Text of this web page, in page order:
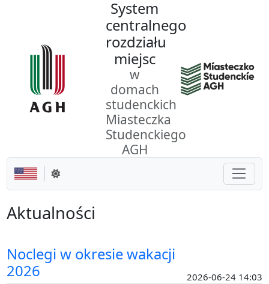
System
centralnego
rozdziału
miejsc
w
domach
studenckich
Miasteczka
Studenckiego
AGH
Zmień motyw
Aktualności
Noclegi w okresie wakacji
2026
2026-06-24 14:03